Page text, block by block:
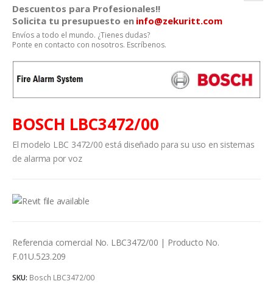
Descuentos para Profesionales!!
Solicita tu presupuesto en info@zekuritt.com
Envíos a todo el mundo. ¿Tienes dudas?
Ponte en contacto con nosotros. Escríbenos.
BOSCH LBC3472/00
El modelo LBC 3472/00 está diseñado para su uso en sistemas
de alarma por voz
Referencia comercial No. LBC3472/00 | Producto No.
F.01U.523.209
SKU: Bosch LBC3472/00